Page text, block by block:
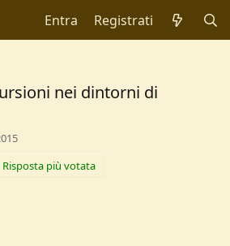
Entra Registrati
nei dintorni di
Risposta più votata